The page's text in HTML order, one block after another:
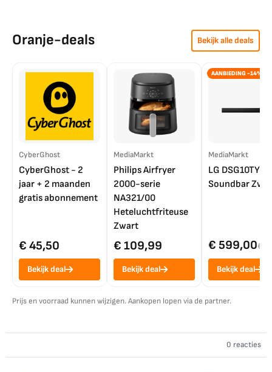
Oranje-deals Bekijk alle deals
CyberGhost
CyberGhost - 2
jaar + 2 maanden
gratis abonnement
€ 45,50
Bekijk deal
MediaMarkt
Philips Airfryer
2000-serie
NA321/00
Heteluchtfriteuse
Zwart
€ 109,99
Bekijk deal
AANBIEDING -14%
MediaMarkt
LG DSG10TY
Soundbar
€ 599,00€
Bekijk deal
Prijs en voorraad kunnen wijzigen. Aankopen lopen via de partner.
0 reacties